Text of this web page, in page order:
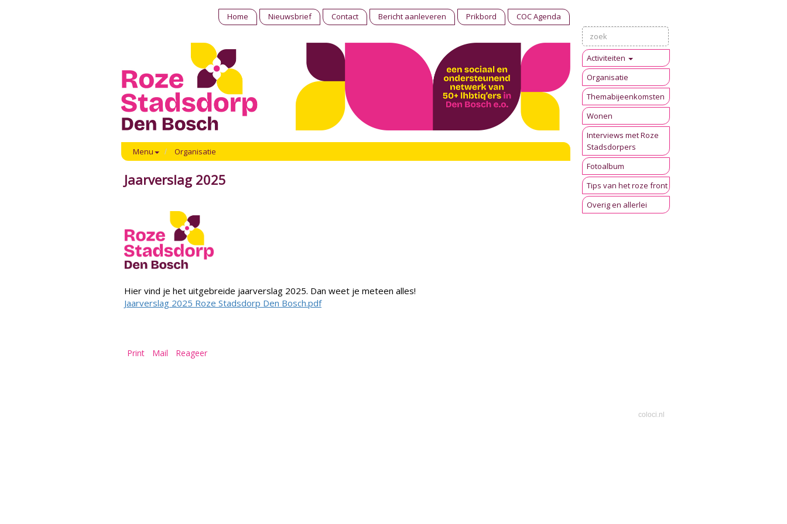
Home Nieuwsbrief Contact Bericht aanleveren Prikbord COC Agenda
Menu Organisatie
Jaarverslag 2025
Hier vind je het uitgebreide jaarverslag 2025. Dan weet je meteen alles!
Jaarverslag 2025 Roze Stadsdorp Den Bosch.pdf
Print Mail Reageer
Activiteiten
Organisatie
Themabijeenkomsten
Wonen
Interviews met Roze
Stadsdorpers
Fotoalbum
Tips van het roze front
Overig en allerlei
coloci.nl